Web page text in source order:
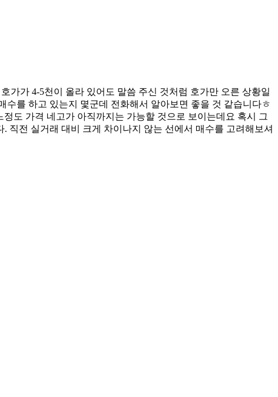
가가 4-5천이 올라 있어도 말씀 주신 것처럼 호가만 오른 상황일
를 하고 있는지 몇군데 전화해서 알아보면 좋을 것 같습니다ㅎ
도 가격 네고가 아직까지는 가능할 것으로 보이는데요 혹시 그
직전 실거래 대비 크게 차이나지 않는 선에서 매수를 고려해보셔